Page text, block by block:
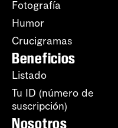
Fotografía
Humor
Crucigramas
Beneficios
Listado
Tu ID (número de
suscripción)
Nosotros